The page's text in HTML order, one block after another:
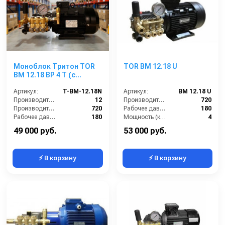
Моноблок Тритон TOR
ВМ 12.18 ВР 4 Т (с
аварийным
регулятором давления
SVL17 170 бар, без
электрики)
Артикул:
T-BM-12.18N
Производительность (л/мин):
12
Производительность (л/ч):
720
Рабочее давление (бар):
180
Мощность (кВт):
49 000 руб.
⚡ В корзину
TOR BM 12.18 U
Артикул:
BM 12.18 U
Производительность (л/ч):
720
Рабочее давление (бар):
180
Мощность (кВт):
4
Электропитание (В):
53 000 руб.
⚡ В корзину